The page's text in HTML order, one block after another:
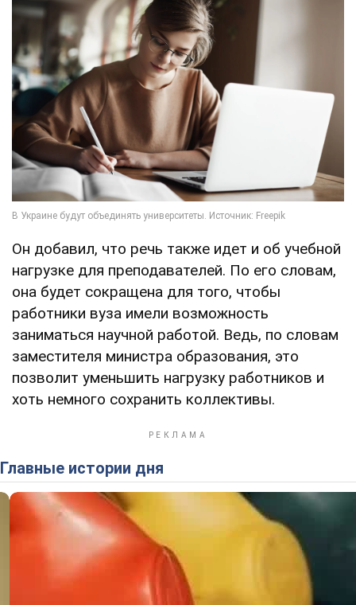
Он добавил, что речь также идет и об учебной
нагрузке для преподавателей. По его словам,
она будет сокращена для того, чтобы
работники вуза имели возможность
заниматься научной работой. Ведь, по словам
заместителя министра образования, это
позволит уменьшить нагрузку работников и
хоть немного сохранить коллективы.
Главные истории дня